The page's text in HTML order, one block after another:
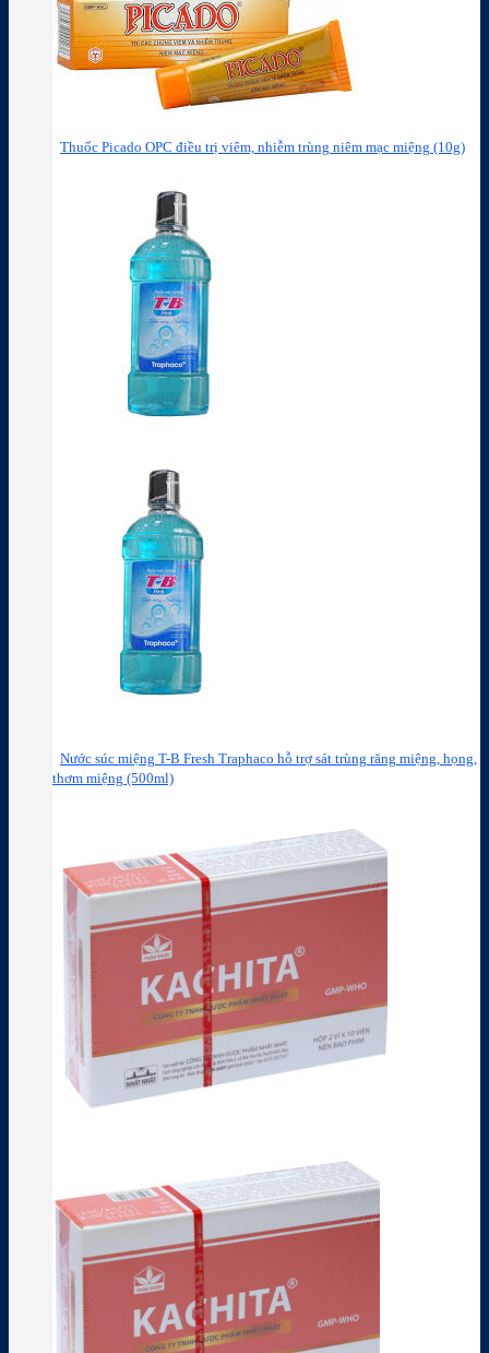
Thuốc Picado OPC điều trị viêm, nhiễm trùng niêm mạc miệng (10g)
Nước súc miệng T-B Fresh Traphaco hỗ trợ sát trùng răng miệng, họng,
thơm miệng (500ml)